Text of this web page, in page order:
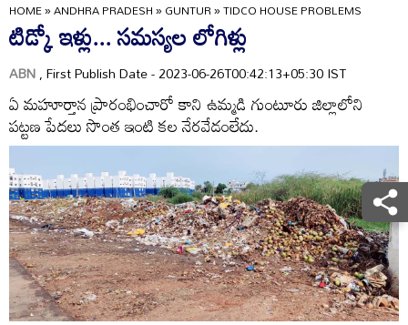
HOME»ANDHRA PRADESH»GUNTUR»TIDCO HOUSE PROBLEMS
టిడ్కో ఇళ్లు... సమస్యల లోగిళ్లు
ABN, First Publish Date - 2023-06-26T00:42:13+05:30 IST
ఏ మహూర్తాన ప్రారంభించారో కాని ఉమ్మడి గుంటూరు జిల్లాలోని
పట్టణ పేదలు సొంత ఇంటి కల నేరవేడంలేదు.